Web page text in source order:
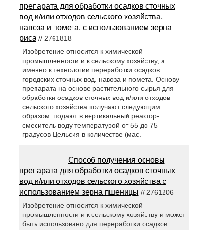
препарата для обработки осадков сточных
вод и/или отходов сельского хозяйства,
навоза и помета, с использованием зерна
риса // 2761818
Изобретение относится к химической
промышленности и к сельскому хозяйству, а
именно к технологии переработки осадков
городских сточных вод, навоза и помета. Основу
препарата на основе растительного сырья для
обработки осадков сточных вод и/или отходов
сельского хозяйства получают следующим
образом: подают в вертикальный реактор-
смеситель воду температурой от 55 до 75
градусов Цельсия в количестве (мас.
Способ получения основы
препарата для обработки осадков сточных
вод и/или отходов сельского хозяйства с
использованием зерна пшеницы // 2761206
Изобретение относится к химической
промышленности и к сельскому хозяйству и может
быть использовано для переработки осадков